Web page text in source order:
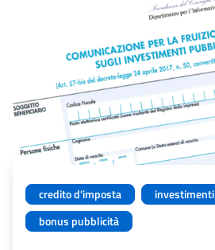
credito d'imposta
investimenti
bonus pubblicità